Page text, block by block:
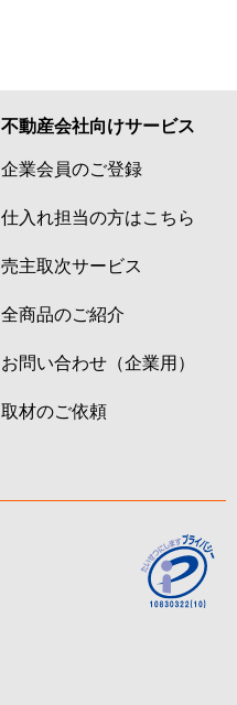
不動産会社向けサービス
企業会員のご登録
仕入れ担当の方はこちら
売主取次サービス
全商品のご紹介
お問い合わせ（企業用）
取材のご依頼